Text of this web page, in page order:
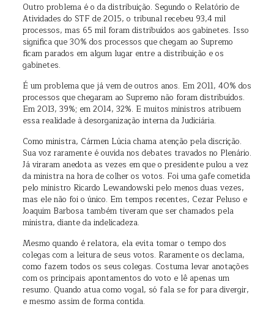
Outro problema é o da distribuição. Segundo o Relatório de
Atividades do STF de 2015, o tribunal recebeu 93,4 mil
processos, mas 65 mil foram distribuídos aos gabinetes. Isso
significa que 30% dos processos que chegam ao Supremo
ficam parados em algum lugar entre a distribuição e os
gabinetes.
É um problema que já vem de outros anos. Em 2011, 40% dos
processos que chegaram ao Supremo não foram distribuídos.
Em 2013, 39%; em 2014, 32%. E muitos ministros atribuem
essa realidade à desorganização interna da Judiciária.
Como ministra, Cármen Lúcia chama atenção pela discrição.
Sua voz raramente é ouvida nos debates travados no Plenário.
Já viraram anedota as vezes em que o presidente pulou a vez
da ministra na hora de colher os votos. Foi uma gafe cometida
pelo ministro Ricardo Lewandowski pelo menos duas vezes,
mas ele não foi o único. Em tempos recentes, Cezar Peluso e
Joaquim Barbosa também tiveram que ser chamados pela
ministra, diante da indelicadeza.
Mesmo quando é relatora, ela evita tomar o tempo dos
colegas com a leitura de seus votos. Raramente os declama,
como fazem todos os seus colegas. Costuma levar anotações
com os principais apontamentos do voto e lê apenas um
resumo. Quando atua como vogal, só fala se for para divergir,
e mesmo assim de forma contida.